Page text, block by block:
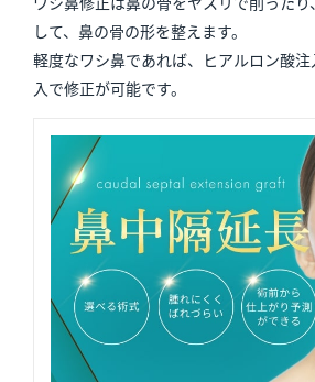
して、鼻の骨の形を整えます。
軽度なワシ鼻であれば、ヒアルロン酸
入で修正が可能です。